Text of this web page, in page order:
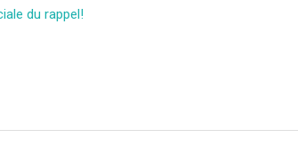
du rappel!